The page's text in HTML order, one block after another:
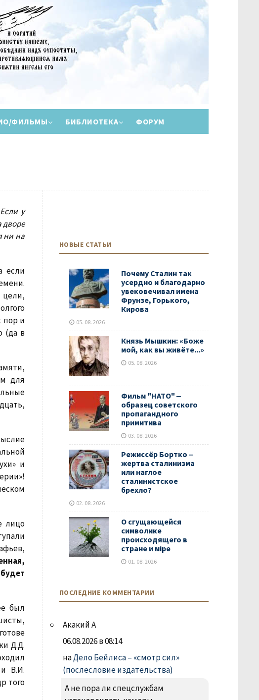
ФИЛЬМЫ БИБЛИОТЕКА ФОРУМ
у
дворе
ни на
если
пор и
(да в
для
и
лицо
был
Д.Д.
и В.И.
того
НОВЫЕ СТАТЬИ
Почему Сталин так
усердно и благодарно
увековечивал имена
Фрунзе, Горького,
Кирова
05. 08. 2026
Князь Мышкин: «Боже
мой, как вы живёте...»
05. 08. 2026
Фильм "НАТО" ‒
образец советского
пропагандного
примитива
03. 08. 2026
Режиссёр Бортко ‒
жертва сталинизма
или наглое
сталинистское
брехло?
02. 08. 2026
О сгущающейся
символике
происходящего в
стране и мiре
01. 08. 2026
ПОСЛЕДНИЕ КОММЕНТАРИИ
Акакий А
06.08.2026 в 08:14
наДело Бейлиса – «смотр сил»
(послесловие издательства)
А не пора ли спецслужбам